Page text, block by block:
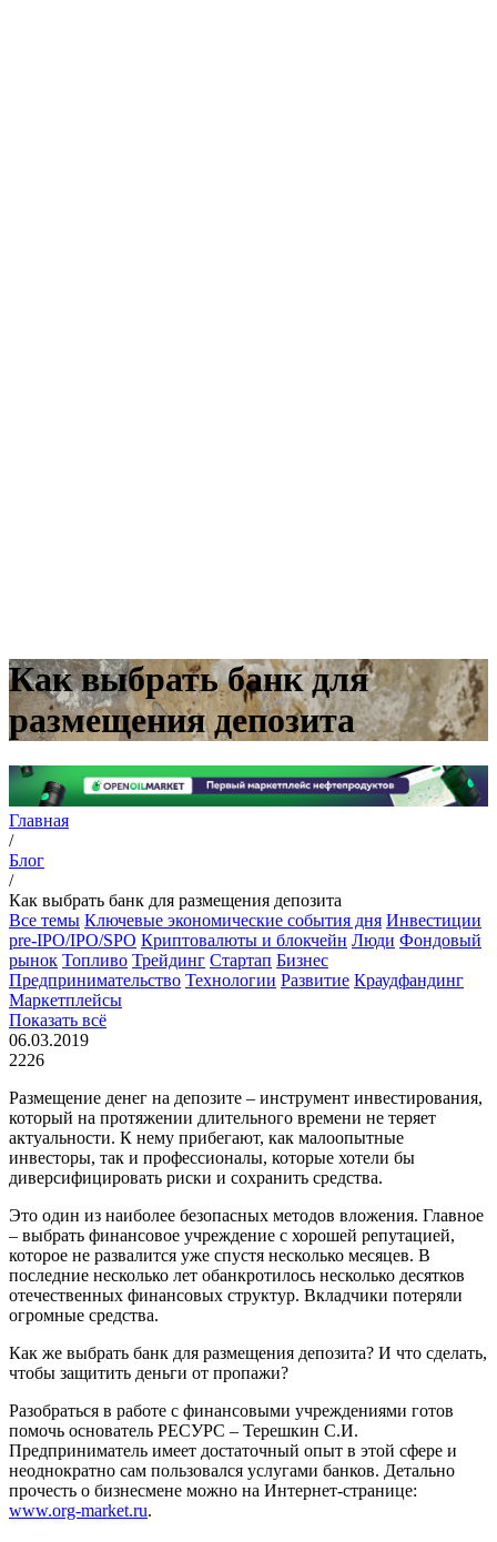
Как выбрать банк для
размещения депозита
Главная
/
Блог
/
Как выбрать банк для размещения депозита
Все темы Ключевые экономические события дня Инвестиции
pre-IPO/IPO/SPO Криптовалюты и блокчейн Люди Фондовый
рынок Топливо Трейдинг Стартап Бизнес
Предпринимательство Технологии Развитие Краудфандинг
Маркетплейсы
Показать всё
06.03.2019
2226
Размещение денег на депозите – инструмент инвестирования,
который на протяжении длительного времени не теряет
актуальности. К нему прибегают, как малоопытные
инвесторы, так и профессионалы, которые хотели бы
диверсифицировать риски и сохранить средства.
Это один из наиболее безопасных методов вложения. Главное
– выбрать финансовое учреждение с хорошей репутацией,
которое не развалится уже спустя несколько месяцев. В
последние несколько лет обанкротилось несколько десятков
отечественных финансовых структур. Вкладчики потеряли
огромные средства.
Как же выбрать банк для размещения депозита? И что сделать,
чтобы защитить деньги от пропажи?
Разобраться в работе с финансовыми учреждениями готов
помочь основатель РЕСУРС – Терешкин С.И.
Предприниматель имеет достаточный опыт в этой сфере и
неоднократно сам пользовался услугами банков. Детально
прочесть о бизнесмене можно на Интернет-странице:
www.org-market.ru.